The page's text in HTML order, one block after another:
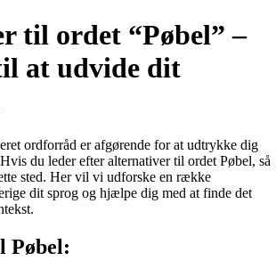
til ordet “Pøbel” –
at udvide dit
ordforråd er afgørende for at udtrykke dig
du leder efter alternativer til ordet Pøbel, så
sted. Her vil vi udforske en række
dit sprog og hjælpe dig med at finde det
Pøbel: